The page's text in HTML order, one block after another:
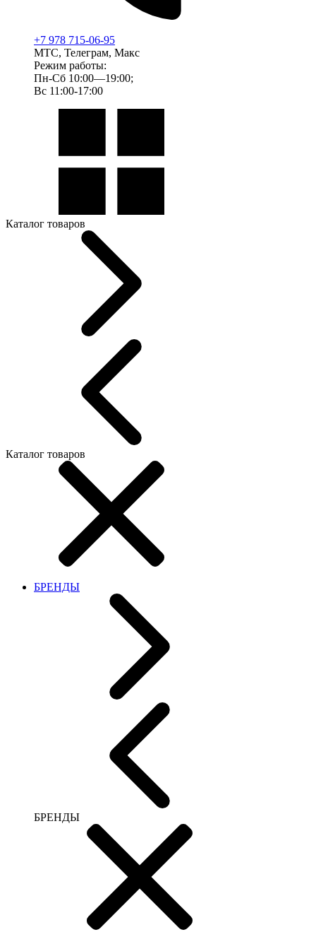
+7 978 715-06-95
МТС, Телеграм, Макс
Режим работы:
Пн-Сб 10:00—19:00;
Вс 11:00-17:00
Каталог товаров
Каталог товаров
БРЕНДЫ
БРЕНДЫ